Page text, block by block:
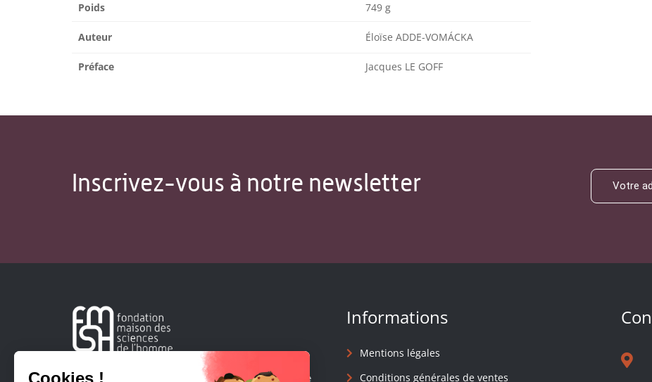
Poids 749 g
Auteur Éloïse ADDE-VOMÁCKA
Préface Jacques LE GOFF
Inscrivez-vous à notre newsletter
Créée en 1963, la Fondation Maison Sciences de l'Homme
Informations
Mentions légales
Conditions générales de ventes